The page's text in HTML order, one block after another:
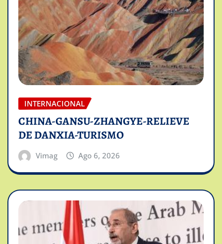
INTERNACIONAL
CHINA-GANSU-ZHANGYE-RELIEVE
DE DANXIA-TURISMO
Vimag Ago 6, 2026